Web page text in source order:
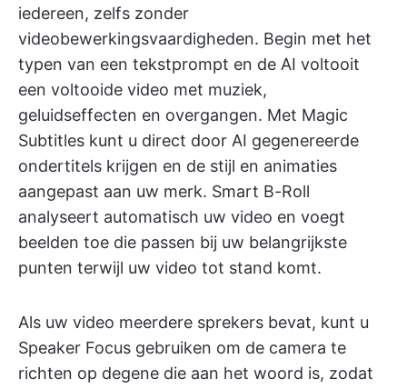
iedereen, zelfs zonder
videobewerkingsvaardigheden. Begin met het
typen van een tekstprompt en de AI voltooit
een voltooide video met muziek,
geluidseffecten en overgangen. Met Magic
Subtitles kunt u direct door AI gegenereerde
ondertitels krijgen en de stijl en animaties
aangepast aan uw merk. Smart B-Roll
analyseert automatisch uw video en voegt
beelden toe die passen bij uw belangrijkste
punten terwijl uw video tot stand komt.
Als uw video meerdere sprekers bevat, kunt u
Speaker Focus gebruiken om de camera te
richten op degene die aan het woord is, zodat